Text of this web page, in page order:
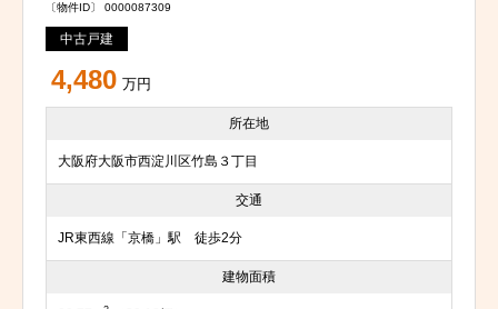
〔物件ID〕 0000087309
中古戸建
4,480 万円
所在地
大阪府大阪市西淀川区竹島３丁目
交通
JR東西線「京橋」駅 徒歩2分
建物面積